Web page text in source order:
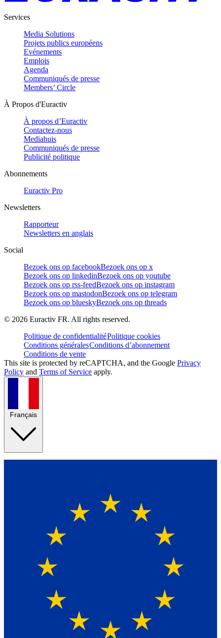
Services
Media Solutions
Projets publics européens
Evénements
Emplois
Agenda
Communiqués de presse
Members’ Circle
À Propos d'Euractiv
À propos d’Euractiv
Contactez-nous
Mediahuis
Communiqués de presse
Publicité politique
Abonnements
Euractiv Pro
Newsletters
Rapporteur
Newsletters en anglais
Social
Bezoek ons op facebookBezoek ons op x
Bezoek ons op linkedinBezoek ons op youtube
Bezoek ons op rss-feedBezoek ons op instagram
Bezoek ons op mastodonBezoek ons op telegram
Bezoek ons op blueskyBezoek ons op threads
© 2026 Euractiv FR. All rights reserved.
Politique de confidentialitéPolitique cookies
Conditions généralesConditions d’abonnement
Conditions de vente
This site is protected by reCAPTCHA, and the Google Privacy
Policy and Terms of Service apply.
Français